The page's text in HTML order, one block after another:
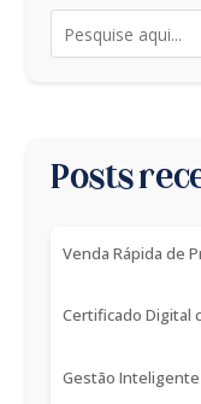
Posts
Venda Rápida de
Certificado Digital
Gestão